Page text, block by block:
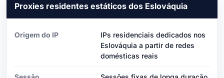
Proxies residentes estáticos dos Eslováquia
Origem do IP
IPs residenciais dedicados nos
Eslováquia a partir de redes
domésticas reais